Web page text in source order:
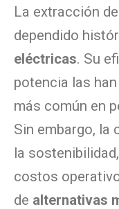
La extracción
dependido
eléctricas. Su
potencia las
más común en
Sin embargo, la
la
costos
de alternativas